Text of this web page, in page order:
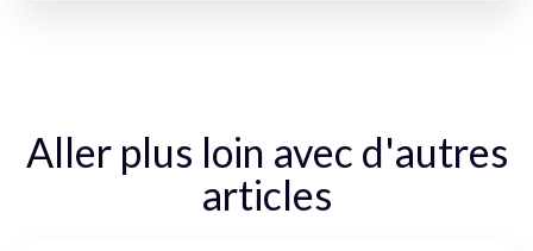
Aller plus loin avec d'autres
articles